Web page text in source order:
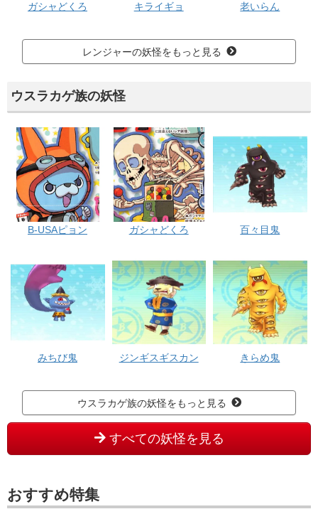
ガシャどくろ キライギョ 老いらん
レンジャーの妖怪をもっと見る
ウスラカゲ族の妖怪
B-USAピョン ガシャどくろ 百々目鬼
みちび鬼 ジンギスギスカン きらめ鬼
ウスラカゲ族の妖怪をもっと見る
すべての妖怪を見る
おすすめ特集